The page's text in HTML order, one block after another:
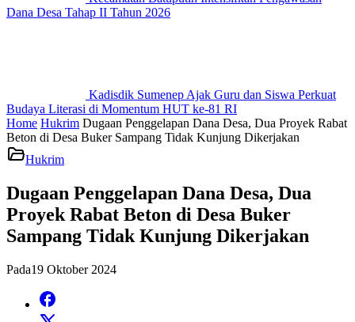
Dana Desa Tahap II Tahun 2026
Kadisdik Sumenep Ajak Guru dan Siswa Perkuat
Budaya Literasi di Momentum HUT ke-81 RI
Home Hukrim Dugaan Penggelapan Dana Desa, Dua Proyek Rabat
Beton di Desa Buker Sampang Tidak Kunjung Dikerjakan
Hukrim
Dugaan Penggelapan Dana Desa, Dua
Proyek Rabat Beton di Desa Buker
Sampang Tidak Kunjung Dikerjakan
Pada19 Oktober 2024